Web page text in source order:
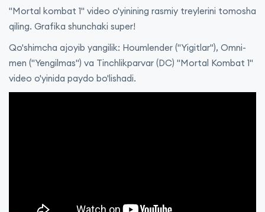
"Mortal kombat 1" video o'yinining rasmiy treylerini tomosha
qiling. Grafika shunchaki super!
Qo'shimcha ajoyib yangilik: Houmlender ("Yigitlar"), Omni-
men ("Yengilmas") va Tinchlikparvar (DC) "Mortal Kombat 1"
video o'yinida paydo bo'lishadi.